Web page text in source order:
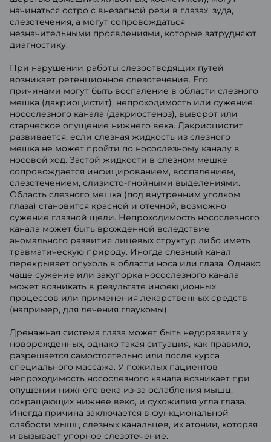
начинаться остро с внезапной рези в глазах, зуда,
слезотечения, а могут сопровождаться
незначительными проявлениями, которые затрудняют
диагностику.
При нарушении работы слезоотводящих путей
возникает ретенционное слезотечение. Его
причинами могут быть воспаление в области слезного
мешка (дакриоцистит), непроходимость или сужение
носослезного канала (дакриостеноз), выворот или
старческое опущение нижнего века. Дакриоцистит
развивается, если слезная жидкость из слезного
мешка не может пройти по носослезному каналу в
носовой ход. Застой жидкости в слезном мешке
сопровождается инфицированием, воспалением,
слезотечением, слизисто-гнойными выделениями.
Область слезного мешка (под внутренним уголком
глаза) становится красной и отечной, возможно
сужение глазной щели. Непроходимость носослезного
канала может быть врожденной вследствие
аномального развития лицевых структур либо иметь
травматическую природу. Иногда слезный канал
перекрывает опухоль в области носа или глаза. Однако
чаще сужение или закупорка носослезного канала
может возникать в результате инфекционных
процессов или применения лекарственных средств
(например, для лечения глаукомы).
Дренажная система глаза может быть недоразвита у
новорожденных, однако такая ситуация, как правило,
разрешается самостоятельно или после курса
специального массажа. У пожилых пациентов
непроходимость носослезного канала возникает при
опущении нижнего века из-за ослабления мышц,
сокращающих нижнее веко, и сухожилия угла глаза.
Иногда причина заключается в функциональной
слабости мышц слезных канальцев, их атонии, которая
и вызывает упорное слезотечение.